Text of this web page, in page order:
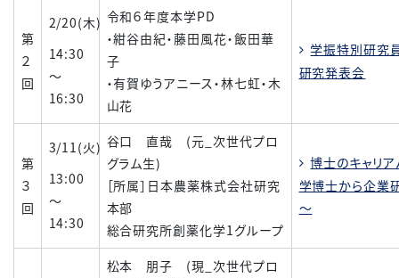
第
２
回
2/20(木)
14:30
～
16:30
令和６年度本学PD
・紺谷由紀・藤田風花・飯田華
子
・有賀ゆうアニース・林七虹・木
山花
学振特別研究
研究発表会
第
３
回
3/11(火)
13:00
～
14:30
谷口 直哉 (元_次世代プロ
グラム生)
［所属］日本農薬株式会社研究
本部
総合研究所創薬化学1グループ
博士のキャリ
学博士から企業
～
松本 朋子 (現_次世代プロ